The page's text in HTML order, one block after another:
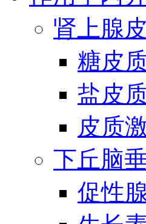
肾上腺
糖皮
盐皮
皮质
下丘脑
促性